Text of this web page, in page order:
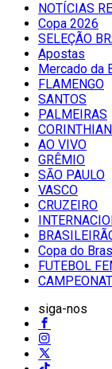
NOTÍCIAS
Copa 2026
SELEÇÃO
Apostas
Mercado da
FLAMENGO
SANTOS
PALMEIRAS
AO VIVO
GRÊMIO
SĀO PAULO
VASCO
CRUZEIRO
Copa do
FUTEBOL
siga-nos